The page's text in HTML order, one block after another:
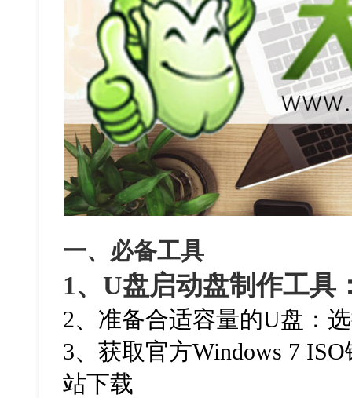
一、必备工具
1、U盘启动盘制作工具
2、准备合适容量的U盘：
3、获取官方Windows 7
站下载